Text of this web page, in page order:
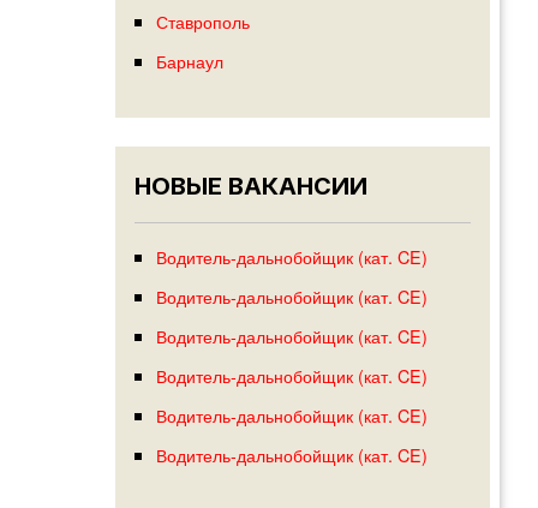
Ставрополь
Барнаул
НОВЫЕ ВАКАНСИИ
Водитель-дальнобойщик (кат. CE)
Водитель-дальнобойщик (кат. CE)
Водитель-дальнобойщик (кат. CE)
Водитель-дальнобойщик (кат. CE)
Водитель-дальнобойщик (кат. CE)
Водитель-дальнобойщик (кат. CE)